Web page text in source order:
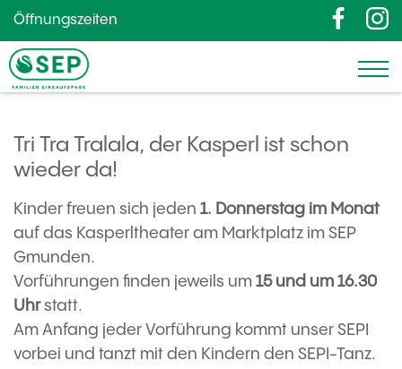
Öffnungszeiten
Tri Tra Tralala, der Kasperl ist schon
wieder da!
Kinder freuen sich jeden 1. Donnerstag im Monat
auf das Kasperltheater am Marktplatz im SEP
Gmunden.
Vorführungen finden jeweils um 15 und um 16.30
Uhrstatt.
Am Anfang jeder Vorführung kommt unser SEPI
vorbei und tanzt mit den Kindern den SEPI-Tanz.